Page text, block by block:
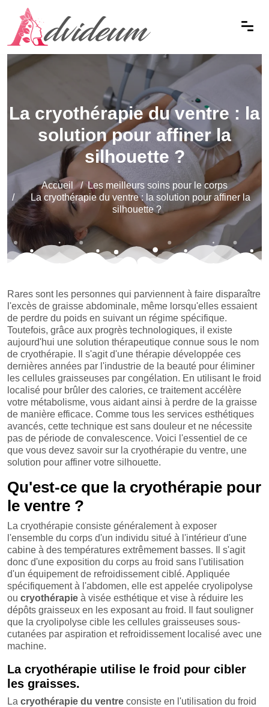
La cryothérapie du ventre : la
solution pour affiner la
silhouette ?
Accueil
Les meilleurs soins pour le corps
La cryothérapie du ventre : la solution pour affiner la
silhouette ?
Rares sont les personnes qui parviennent à faire disparaître
l'excès de graisse abdominale, même lorsqu'elles essaient
de perdre du poids en suivant un régime spécifique.
Toutefois, grâce aux progrès technologiques, il existe
aujourd'hui une solution thérapeutique connue sous le nom
de cryothérapie. Il s'agit d'une thérapie développée ces
dernières années par l'industrie de la beauté pour éliminer
les cellules graisseuses par congélation. En utilisant le froid
localisé pour brûler des calories, ce traitement accélère
votre métabolisme, vous aidant ainsi à perdre de la graisse
de manière efficace. Comme tous les services esthétiques
avancés, cette technique est sans douleur et ne nécessite
pas de période de convalescence. Voici l'essentiel de ce
que vous devez savoir sur la cryothérapie du ventre, une
solution pour affiner votre silhouette.
Qu'est-ce que la cryothérapie pour
le ventre ?
La cryothérapie consiste généralement à exposer
l'ensemble du corps d'un individu situé à l'intérieur d'une
cabine à des températures extrêmement basses. Il s'agit
donc d'une exposition du corps au froid sans l'utilisation
d'un équipement de refroidissement ciblé. Appliquée
spécifiquement à l'abdomen, elle est appelée cryolipolyse
ou cryothérapie à visée esthétique et vise à réduire les
dépôts graisseux en les exposant au froid. Il faut souligner
que la cryolipolyse cible les cellules graisseuses sous-
cutanées par aspiration et refroidissement localisé avec une
machine.
La cryothérapie utilise le froid pour cibler
les graisses.
La cryothérapie du ventre consiste en l'utilisation du froid